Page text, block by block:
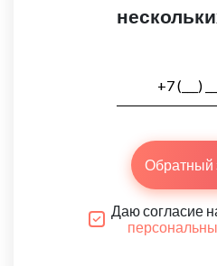
Обратный
Даю согласие